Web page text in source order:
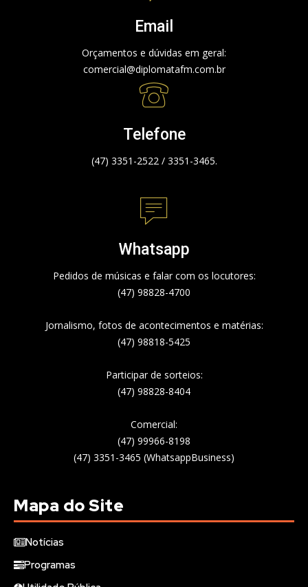
Email
Orçamentos e dúvidas em geral:
comercial@diplomatafm.com.br
Telefone
(47) 3351-2522 / 3351-3465.
Whatsapp
Pedidos de músicas e falar com os locutores:
(47) 98828-4700
Jornalismo, fotos de acontecimentos e matérias:
(47) 98818-5425
Participar de sorteios:
(47) 98828-8404
Comercial:
(47) 99966-8198
(47) 3351-3465 (WhatsappBusiness)
Mapa do Site
Notícias
Programas